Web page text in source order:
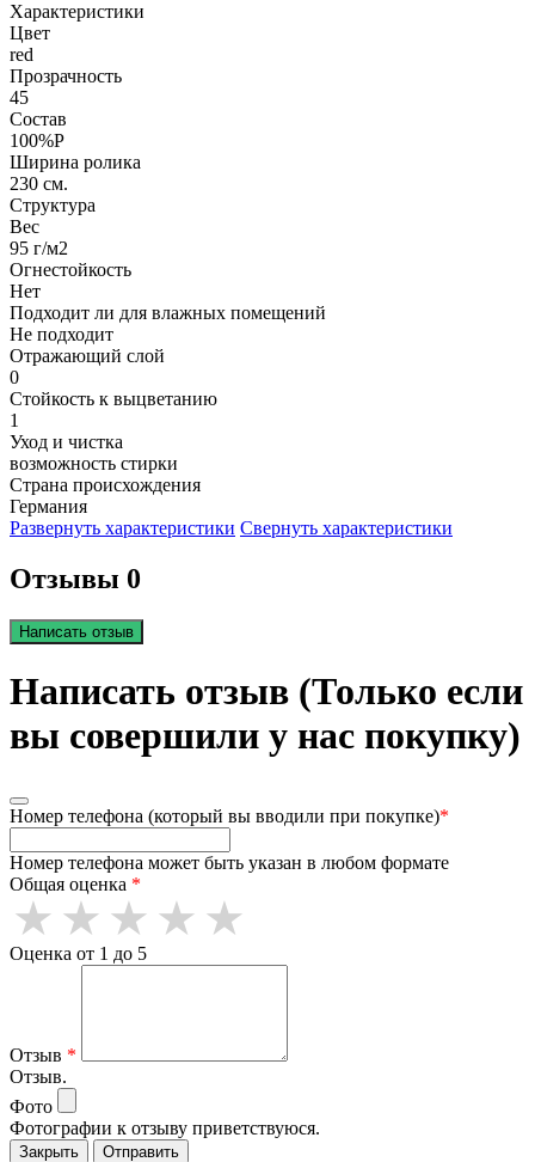
Характеристики
Цвет
red
Прозрачность
45
Состав
100%P
Ширина ролика
230 см.
Структура
Вес
95 г/м2
Огнестойкость
Нет
Подходит ли для влажных помещений
Не подходит
Отражающий слой
0
Стойкость к выцветанию
1
Уход и чистка
возможность стирки
Страна происхождения
Германия
Развернуть характеристики Свернуть характеристики
Отзывы 0
Написать отзыв
Написать отзыв (Только если
вы совершили у нас покупку)
Номер телефона (который вы вводили при покупке)*
Номер телефона может быть указан в любом формате
Общая оценка *
Оценка от 1 до 5
Отзыв *
Отзыв.
Фото
Фотографии к отзыву приветствуюся.
Закрыть Отправить